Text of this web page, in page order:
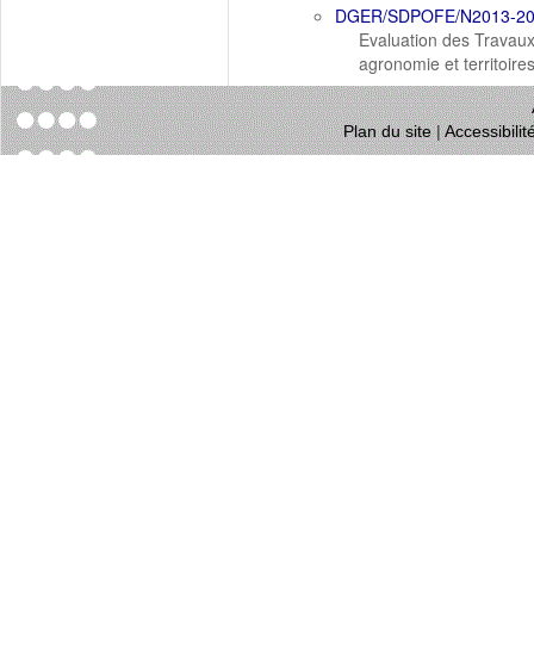
DGER/SDPOFE/N2013-
Evaluation des
agronomie et
Plan du site|